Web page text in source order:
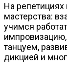
На репетициях
мастерства:
учимся
танцуем,
дикцией и